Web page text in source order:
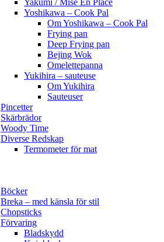
Yoshikawa – Cook Pal
Om Yoshikawa – Cook Pal
Frying pan
Deep Frying pan
Bejing Wok
Omelettepanna
Yukihira – sauteuse
Om Yukihira
Sauteuser
Pincetter
Skärbrädor
Woody Time
Diverse Redskap
Termometer för mat
Böcker
Breka – med känsla för stil
Chopsticks
Förvaring
Bladskydd